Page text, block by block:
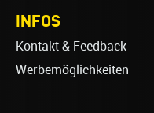
INFOS
Kontakt & Feedback
Werbemöglichkeiten